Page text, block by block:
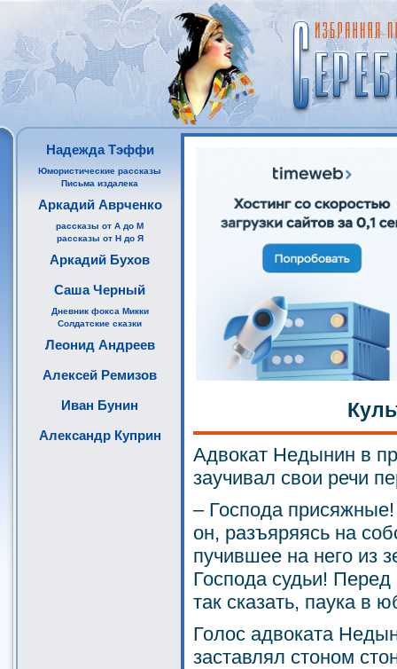
Надежда Тэффи
Юмористические рассказы
Письма издалека
Аркадий Аврченко
рассказы от А до М
рассказы от Н до Я
Аркадий Бухов
Саша Черный
Дневник фокса Микки
Солдатские сказки
Леонид Андреев
Алексей Ремизов
Иван Бунин
Александр Куприн
Адвокат Недынин в
заучивал свои речи
– Господа
он, разъяряясь на
пучившее на него из
Господа судьи!
так сказать, паука в
Голос адвоката
заставлял стоном